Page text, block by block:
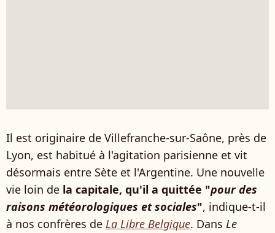
Il est originaire de Villefranche-sur-Saône, près de
Lyon, est habitué à l'agitation parisienne et vit
désormais entre Sète et l'Argentine. Une nouvelle
vie loin de la capitale, qu'il a quittée "pour des
raisons météorologiques et sociales", indique-t-il
à nos confrères de La Libre Belgique. Dans Le